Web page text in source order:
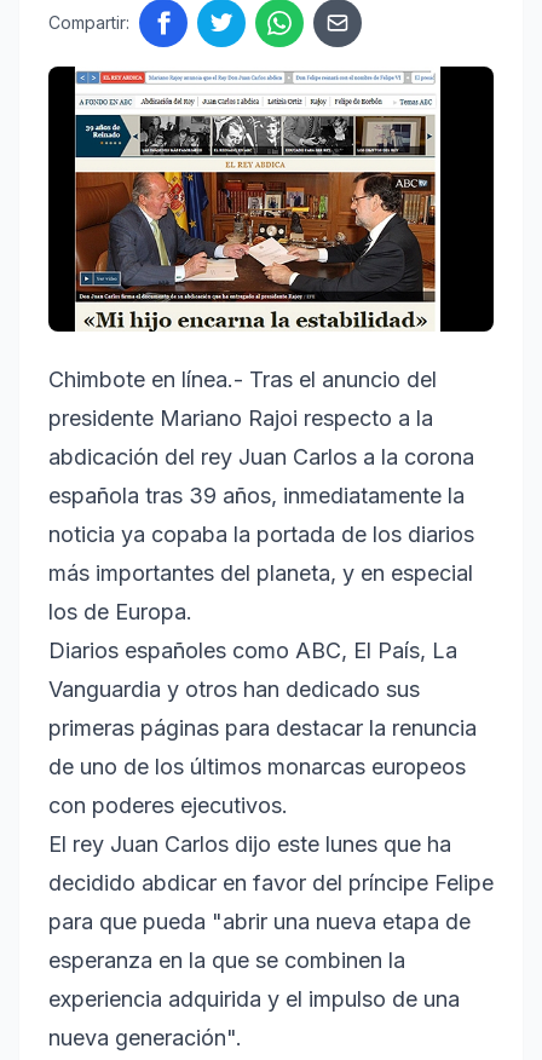
Compartir:
Chimbote en línea.- Tras el anuncio del
presidente Mariano Rajoi respecto a la
abdicación del rey Juan Carlos a la corona
española tras 39 años, inmediatamente la
noticia ya copaba la portada de los diarios
más importantes del planeta, y en especial
los de Europa.
Diarios españoles como ABC, El País, La
Vanguardia y otros han dedicado sus
primeras páginas para destacar la renuncia
de uno de los últimos monarcas europeos
con poderes ejecutivos.
El rey Juan Carlos dijo este lunes que ha
decidido abdicar en favor del príncipe Felipe
para que pueda "abrir una nueva etapa de
esperanza en la que se combinen la
experiencia adquirida y el impulso de una
nueva generación".